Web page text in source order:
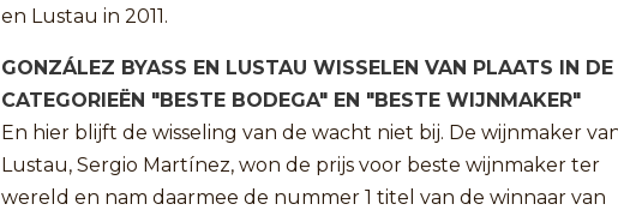
en Lustau in 2011.
GONZÁLEZ BYASS EN LUSTAU WISSELEN VAN PLAATS IN DE
CATEGORIEËN "BESTE BODEGA" EN "BESTE WIJNMAKER"
En hier blijft de wisseling van de wacht niet bij. De wijnmaker
Lustau, Sergio Martínez, won de prijs voor beste wijnmaker ter
wereld en nam daarmee de nummer 1 titel van de winnaar van